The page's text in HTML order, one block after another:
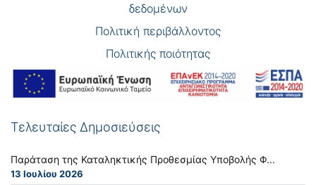
δεδομένων
Πολιτική περιβάλλοντος
Πολιτικής ποιότητας
Τελευταίες Δημοσιεύσεις
Παράταση της Καταληκτικής Προθεσμίας Υποβολής Φ...
13 Ιουλίου 2026